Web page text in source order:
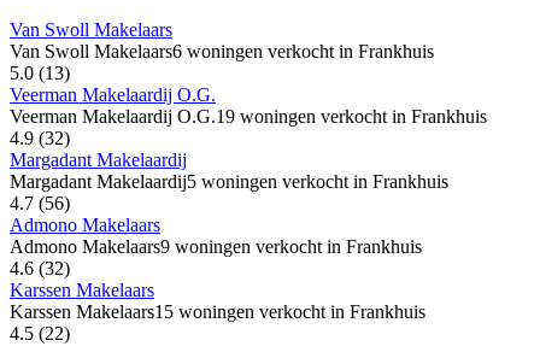
Van Swoll Makelaars
Van Swoll Makelaars6 woningen verkocht in Frankhuis
5.0 (13)
Veerman Makelaardij O.G.
Veerman Makelaardij O.G.19 woningen verkocht in Frankhuis
4.9 (32)
Margadant Makelaardij
Margadant Makelaardij5 woningen verkocht in Frankhuis
4.7 (56)
Admono Makelaars
Admono Makelaars9 woningen verkocht in Frankhuis
4.6 (32)
Karssen Makelaars
Karssen Makelaars15 woningen verkocht in Frankhuis
4.5 (22)